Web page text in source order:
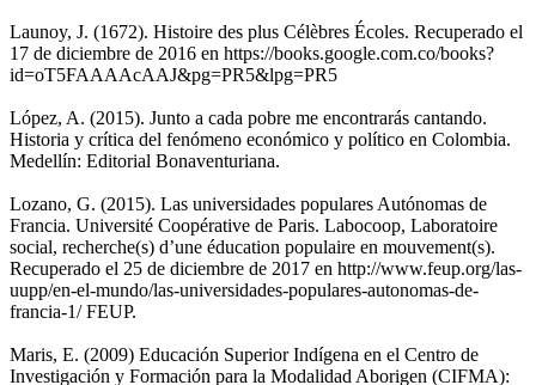
Launoy, J. (1672). Histoire des plus Célèbres Écoles. Recuperado el
17 de diciembre de 2016 en https://books.google.com.co/books?
id=oT5FAAAAcAAJ&pg=PR5&lpg=PR5
López, A. (2015). Junto a cada pobre me encontrarás cantando.
Historia y crítica del fenómeno económico y político en Colombia.
Medellín: Editorial Bonaventuriana.
Lozano, G. (2015). Las universidades populares Autónomas de
Francia. Université Coopérative de Paris. Labocoop, Laboratoire
social, recherche(s) d’une éducation populaire en mouvement(s).
Recuperado el 25 de diciembre de 2017 en http://www.feup.org/las-
uupp/en-el-mundo/las-universidades-populares-autonomas-de-
francia-1/ FEUP.
Maris, E. (2009) Educación Superior Indígena en el Centro de
Investigación y Formación para la Modalidad Aborigen (CIFMA):